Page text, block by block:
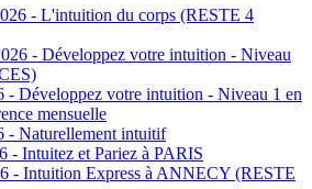
- L'intuition du corps (RESTE 4
- Développez votre intuition - Niveau
- Développez votre intuition - Niveau 1 en
mensuelle
- Naturellement intuitif
- Intuitez et Pariez à PARIS
- Intuition Express à ANNECY (RESTE